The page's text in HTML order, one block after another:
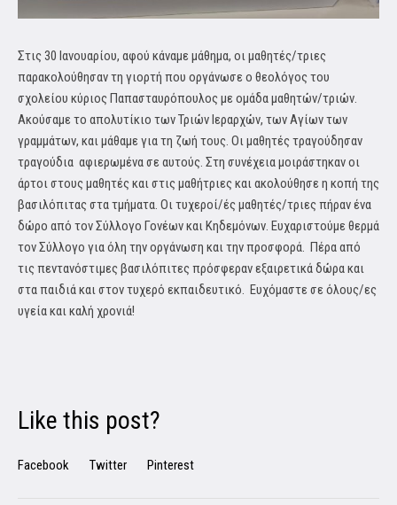
Στις 30 Ιανουαρίου, αφού κάναμε μάθημα, οι μαθητές/τριες
παρακολούθησαν τη γιορτή που οργάνωσε ο θεολόγος του
σχολείου κύριος Παπασταυρόπουλος με ομάδα μαθητών/τριών.
Ακούσαμε το απολυτίκιο των Τριών Ιεραρχών, των Αγίων των
γραμμάτων, και μάθαμε για τη ζωή τους. Οι μαθητές τραγούδησαν
τραγούδια αφιερωμένα σε αυτούς. Στη συνέχεια μοιράστηκαν οι
άρτοι στους μαθητές και στις μαθήτριες και ακολούθησε η κοπή της
βασιλόπιτας στα τμήματα. Οι τυχεροί/ές μαθητές/τριες πήραν ένα
δώρο από τον Σύλλογο Γονέων και Κηδεμόνων. Ευχαριστούμε θερμά
τον Σύλλογο για όλη την οργάνωση και την προσφορά. Πέρα από
τις πεντανόστιμες βασιλόπιτες πρόσφεραν εξαιρετικά δώρα και
στα παιδιά και στον τυχερό εκπαιδευτικό. Ευχόμαστε σε όλους/ες
υγεία και καλή χρονιά!
Like this post?
Facebook Twitter Pinterest